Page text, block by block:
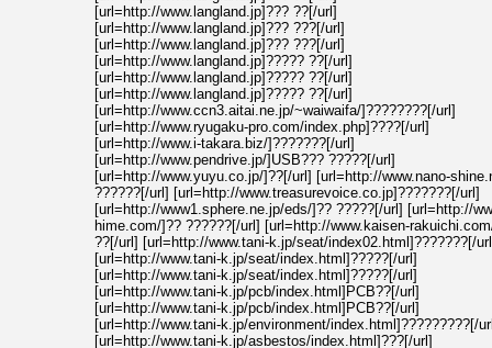
[url=http://www.langland.jp]??? ??[/url]
[url=http://www.langland.jp]??? ???[/url]
[url=http://www.langland.jp]??? ???[/url]
[url=http://www.langland.jp]????? ??[/url]
[url=http://www.langland.jp]????? ??[/url]
[url=http://www.langland.jp]????? ??[/url]
[url=http://www.ccn3.aitai.ne.jp/~waiwaifa/]????????[/url]
[url=http://www.ryugaku-pro.com/index.php]????[/url]
[url=http://www.i-takara.biz/]???????[/url]
[url=http://www.pendrive.jp/]USB??? ?????[/url]
[url=http://www.yuyu.co.jp/]??[/url] [url=http://www.nano-
??????[/url] [url=http://www.treasurevoice.co.jp]???????[/url]
[url=http://www1.sphere.ne.jp/eds/]?? ?????[/url] [url=http://
hime.com/]?? ??????[/url] [url=http://www.kaisen-
??[/url] [url=http://www.tani-k.jp/seat/index02.html]???????[/
[url=http://www.tani-k.jp/seat/index.html]?????[/url]
[url=http://www.tani-k.jp/seat/index.html]?????[/url]
[url=http://www.tani-k.jp/pcb/index.html]PCB??[/url]
[url=http://www.tani-k.jp/pcb/index.html]PCB??[/url]
[url=http://www.tani-k.jp/environment/index.html]?????????[/
[url=http://www.tani-k.jp/asbestos/index.html]???[/url]